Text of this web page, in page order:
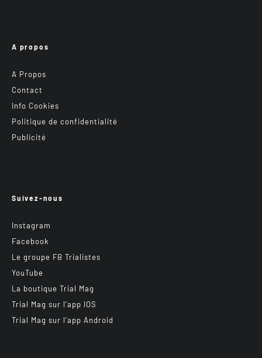
A propos
A Propos
Contact
Info Cookies
Politique de confidentialité
Publicité
Suivez-nous
Instagram
Facebook
Le groupe FB Trialistes
YouTube
La boutique Trial Mag
Trial Mag sur l’app IOS
Trial Mag sur l’app Android